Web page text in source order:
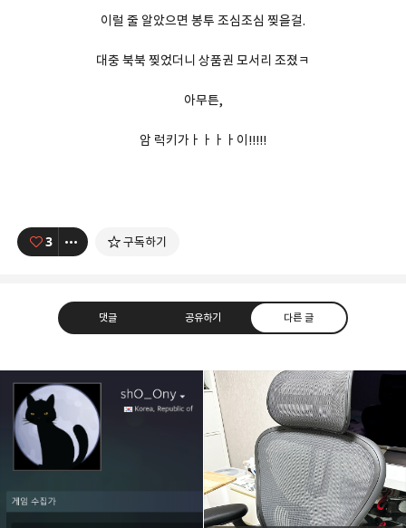
이럴 줄 알았으면 봉투 조심조심 찢을걸.
대충 북북 찢었더니 상품권 모서리 조졌ㅋ
아무튼,
암 럭키가ㅏㅏㅏㅏ이!!!!!
3 구독하기
댓글 공유하기 다른 글
Lowmantic Life!
sho_Ony'z [ 발 Log ]
구독하기 라인 트위터